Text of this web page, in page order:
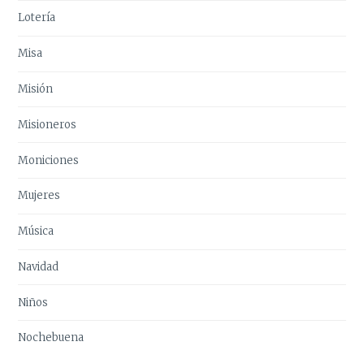
Lotería
Misa
Misión
Misioneros
Moniciones
Mujeres
Música
Navidad
Niños
Nochebuena